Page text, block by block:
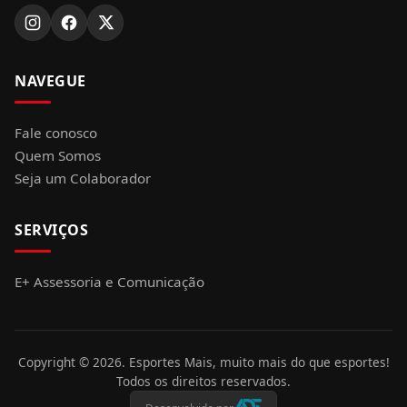
NAVEGUE
Fale conosco
Quem Somos
Seja um Colaborador
SERVIÇOS
E+ Assessoria e Comunicação
Copyright © 2026. Esportes Mais, muito mais do que esportes!
Todos os direitos reservados.